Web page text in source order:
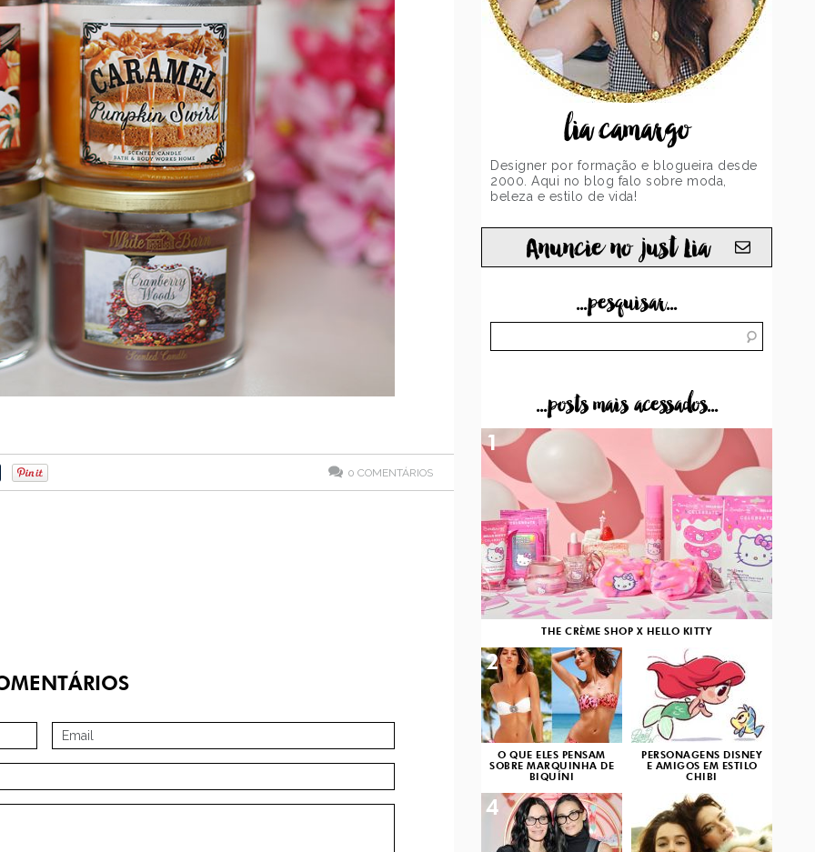
0 COMENTÁRIOS
lia camargo
Designer por formação e blogueira desde
2000. Aqui no blog falo sobre moda,
beleza e estilo de vida!
Anuncie no just Lia
...pesquisar...
...posts mais acessados...
THE CRÈME SHOP X HELLO KITTY
1
O QUE ELES PENSAM
SOBRE MARQUINHA DE
BIQUÍNI
2
PERSONAGENS DISNEY
E AMIGOS EM ESTILO
CHIBI
3
4